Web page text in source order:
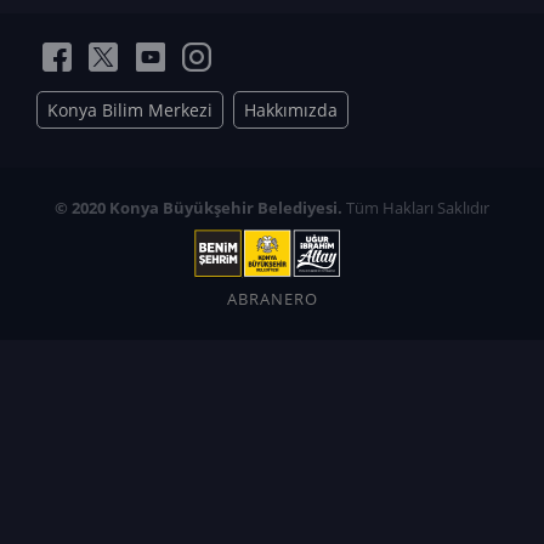
Konya Bilim Merkezi Hakkımızda
© 2020 Konya Büyükşehir Belediyesi. Tüm Hakları Saklıdır
ABRANERO